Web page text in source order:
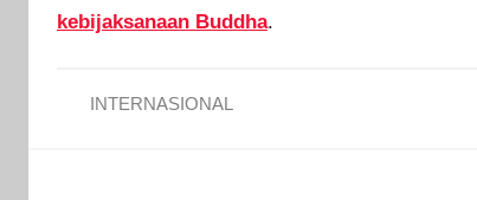
kebijaksanaan Buddha.
INTERNASIONAL